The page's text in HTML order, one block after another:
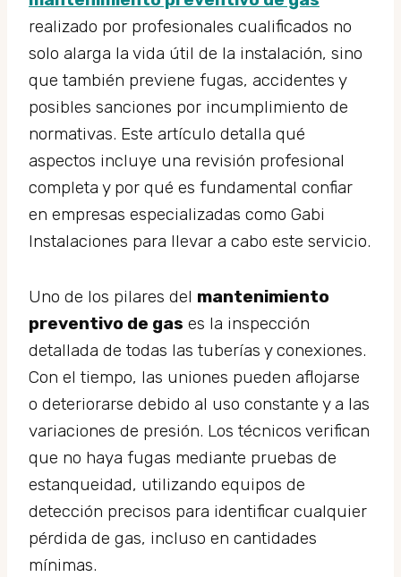
realizado por profesionales cualificados no
solo alarga la vida útil de la instalación, sino
que también previene fugas, accidentes y
posibles sanciones por incumplimiento de
normativas. Este artículo detalla qué
aspectos incluye una revisión profesional
completa y por qué es fundamental confiar
en empresas especializadas como Gabi
Instalaciones para llevar a cabo este servicio.
Uno de los pilares del mantenimiento
preventivo de gas es la inspección
detallada de todas las tuberías y conexiones.
Con el tiempo, las uniones pueden aflojarse
o deteriorarse debido al uso constante y a las
variaciones de presión. Los técnicos verifican
que no haya fugas mediante pruebas de
estanqueidad, utilizando equipos de
detección precisos para identificar cualquier
pérdida de gas, incluso en cantidades
mínimas.